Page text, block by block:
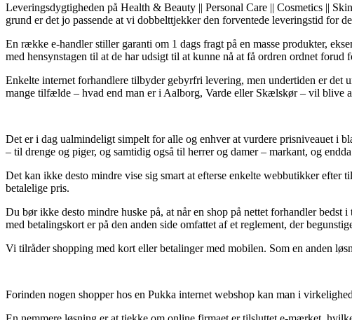
Leveringsdygtigheden på Health & Beauty || Personal Care || Cosmetics ||
grund er det jo passende at vi dobbelttjekker den forventede leveringstid for
En række e-handler stiller garanti om 1 dags fragt på en masse produkter,
med hensynstagen til at de har udsigt til at kunne nå at få ordren ordnet forud
Enkelte internet forhandlere tilbyder gebyrfri levering, men undertiden er det
mange tilfælde – hvad end man er i Aalborg, Varde eller Skælskør – vil blive
Det er i dag ualmindeligt simpelt for alle og enhver at vurdere prisniveauet i
– til drenge og piger, og samtidig også til herrer og damer – markant, og
Det kan ikke desto mindre vise sig smart at efterse enkelte webbutikker efter
betalelige pris.
Du bør ikke desto mindre huske på, at når en shop på nettet forhandler
med betalingskort er på den anden side omfattet af et reglement, der
Vi tilråder shopping med kort eller betalinger med mobilen. Som en anden
Forinden nogen shopper hos en Pukka internet webshop kan man i